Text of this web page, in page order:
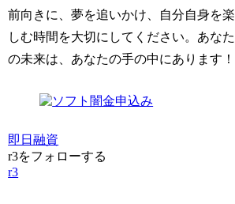
前向きに、夢を追いかけ、自分自身を楽
しむ時間を大切にしてください。あなた
の未来は、あなたの手の中にあります！
即日融資
r3をフォローする
r3